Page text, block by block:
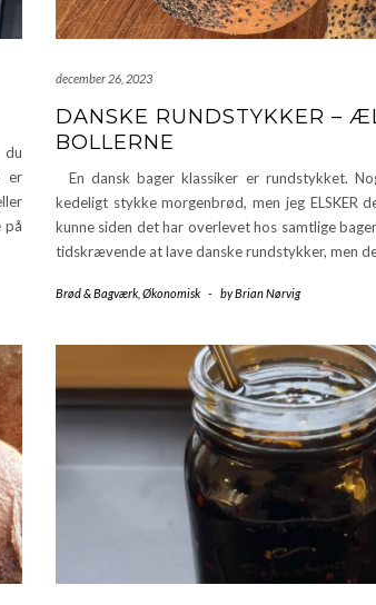
er
på
december 26, 2023
DANSKE RUNDSTYKKER –
BOLLERNE
En dansk bager klassiker er rundstykket.
kedeligt stykke morgenbrød, men jeg ELSKER
kunne siden det har overlevet hos samtlige
tidskrævende at lave danske rundstykker, men
Brød & Bagværk, Økonomisk - byBrian Nørvig